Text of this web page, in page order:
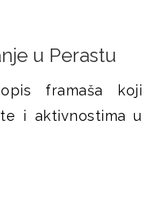
u Perastu
framaša koji
i aktivnostima u